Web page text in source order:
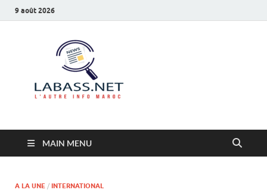
9 août 2026
MAIN MENU
A LA UNE / INTERNATIONAL